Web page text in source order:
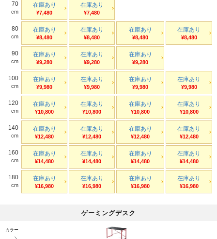
70
cm
在庫あり
¥7,480
在庫あり
¥7,480
80
cm
在庫あり
¥8,480
在庫あり
¥8,480
在庫あり
¥8,480
在庫あり
¥8,480
90
cm
在庫あり
¥9,280
在庫あり
¥9,280
在庫あり
¥9,280
100
cm
在庫あり
¥9,980
在庫あり
¥9,980
在庫あり
¥9,980
在庫あり
¥9,980
120
cm
在庫あり
¥10,800
在庫あり
¥10,800
在庫あり
¥10,800
在庫あり
¥10,800
140
cm
在庫あり
¥12,480
在庫あり
¥12,480
在庫あり
¥12,480
在庫あり
¥12,480
160
cm
在庫あり
¥14,480
在庫あり
¥14,480
在庫あり
¥14,480
在庫あり
¥14,480
180
cm
在庫あり
¥16,980
在庫あり
¥16,980
在庫あり
¥16,980
在庫あり
¥16,980
ゲーミングデスク
カラー
＼